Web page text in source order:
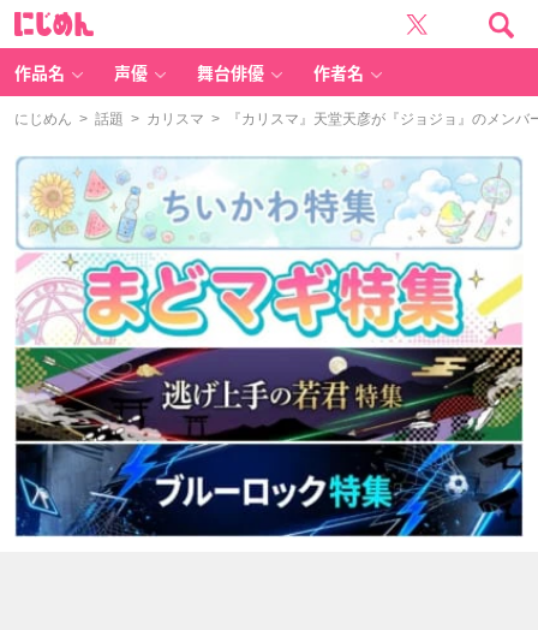
作品名 声優 舞台俳優 作者名
にじめん > 話題 > カリスマ > 『カリスマ』天堂天彦が『ジョジョ』のメンバ